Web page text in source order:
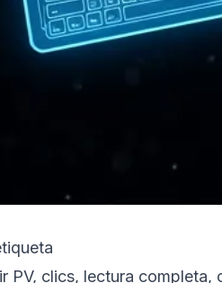
PV, clics, lectura